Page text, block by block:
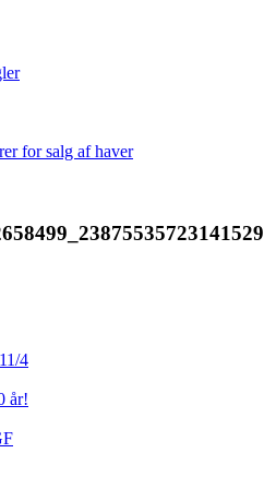
for salg af haver
4
år!